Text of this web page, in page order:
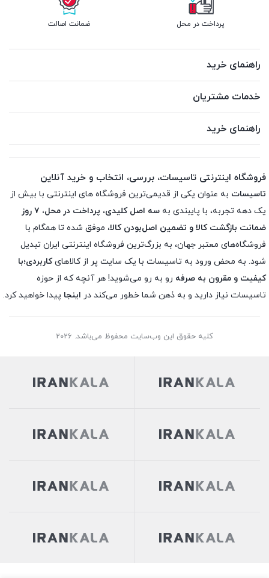
پرداخت در محل ضمانت اصالت
راهنمای خرید
خدمات مشتریان
راهنمای خرید
فروشگاه اینترنتی تاسیسات، بررسی، انتخاب و خرید آنلاین
تاسیسات به عنوان یکی از قدیمی‌ترین فروشگاه های اینترنتی با بیش از
یک دهه تجربه، با پایبندی به
سه اصل کلیدی، پرداخت در محل، ۷ روز
ضمانت بازگشت کالا و تضمین اصل‌بودن کالا، موفق شده تا همگام با
فروشگاه‌های معتبر جهان، به بزرگ‌ترین فروشگاه اینترنتی ایران تبدیل
شود. به محض ورود به تاسیسات با یک سایت پر از کالاهایکاربردی؛با
کیفیت و مقرون به صرفه رو به رو می‌شوید! هر آنچه که از حوزه
تاسیسات نیاز دارید و به ذهن شما خطور می‌کند در اینجا پیدا خواهید کرد.
کلیه حقوق این وب‌سایت محفوظ می‌باشد. 2026